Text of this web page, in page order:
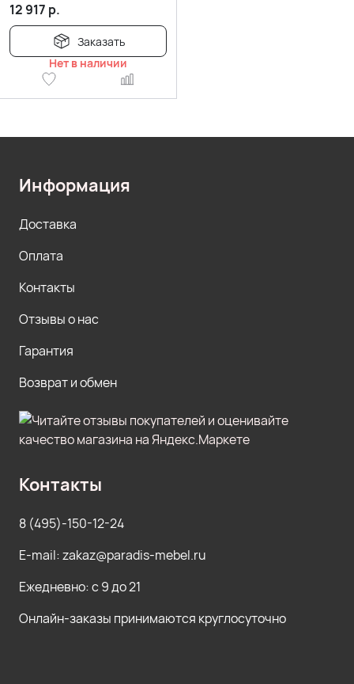
12 917 р.
Заказать
Нет в наличии
Информация
Доставка
Оплата
Контакты
Отзывы о нас
Гарантия
Возврат и обмен
Контакты
8 (495)-150-12-24
E-mail: zakaz@paradis-mebel.ru
Ежедневно: с 9 до 21
Онлайн-заказы принимаются круглосуточно